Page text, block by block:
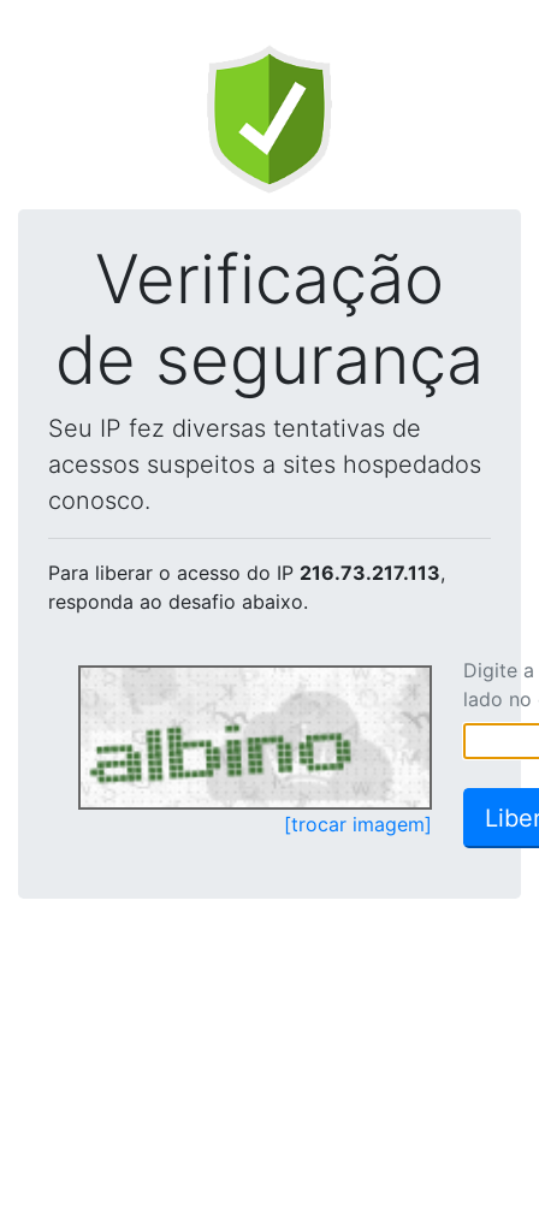
Verificação
de segurança
Seu IP fez diversas tentativas de
acessos suspeitos a sites hospedados
conosco.
Para liberar o acesso do IP 216.73.217.113,
responda ao desafio abaixo.
[trocar imagem]
Digite
lado no